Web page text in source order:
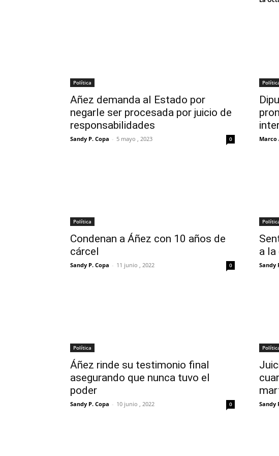
Política
Añez demanda al Estado por
negarle ser procesada por juicio de
responsabilidades
Sandy P. Copa - 5 mayo , 2023 0 Marco
Política
Condenan a Áñez con 10 años de
cárcel
Sandy P. Copa - 11 junio , 2022 0
a la
Sandy
Política
Áñez rinde su testimonio final
asegurando que nunca tuvo el
poder
Sandy P. Copa - 10 junio , 2022 0 Sandy